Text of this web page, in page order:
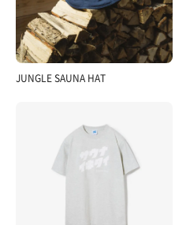
JUNGLE SAUNA HAT